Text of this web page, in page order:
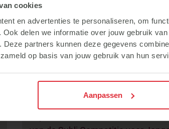
cookies
en advertenties te personaliseren, om
delen we informatie over jouw gebruik
Deze partners kunnen deze gegevens
op basis van jouw gebruik van hun
Aanpassen
Hoge scores voor Bart
en Diederik van
Subli Competitie
In een zonovergoten Tolbert werd 4